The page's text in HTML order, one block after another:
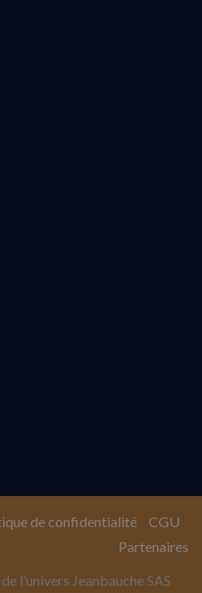
l’univers Jeanbauche SAS
de confidentialité
CGU
Partenaires